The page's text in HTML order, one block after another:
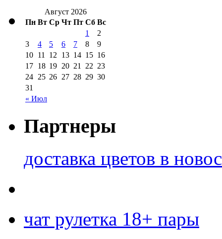
Август 2026
Пн Вт Ср Чт Пт Сб Вс
« Июл
1
2
3
4 5 6 7 8
9
10 11 12 13 14 15 16
17 18 19 20 21 22 23
24 25 26 27 28 29 30
31
Партнеры
доставка цветов в
чат рулетка 18+ пары